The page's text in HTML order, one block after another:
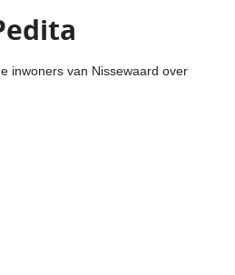
inwoners van Nissewaard over